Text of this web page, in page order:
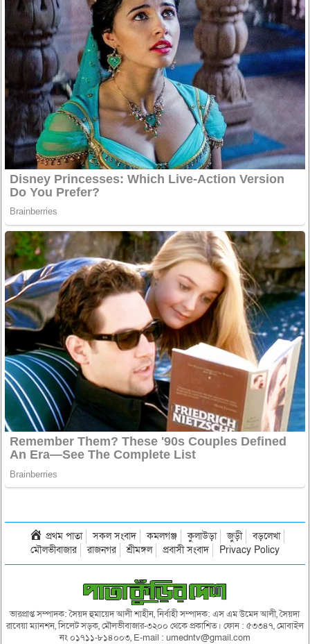
প্রথম পাতা সকল সংবাদ কমলগঞ্জ কুলাউড়া জুড়ী
বড়লেখা
মৌলভীবাজার
রাজনগর শ্রীমঙ্গল প্রবাসী সংবাদ Privacy Policy
ভারপ্রাপ্ত সম্পাদক: সৈয়দ হুমায়েদ আলী শাহীন, নির্বাহী সম্পাদক: এস এম উমেদ আলী, সৈয়দা
রাবেয়া ম্যানশন, সিলেট সড়ক, মৌলভীবাজার-৩২০০ থেকে প্রকাশিত। ফোন : ৫৩৩৪৭, মোবাইল
নং ০১৭১১-৮১৪০০৩, E-mail : umedntv@gmail.com